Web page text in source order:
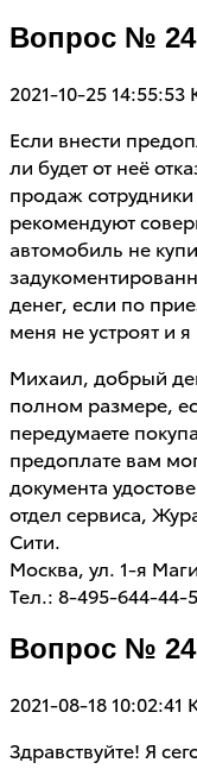
Вопрос №
2021-10-25 14:55:53
Если внести
ли будет от неё
продаж
рекомендуют
автомобиль не
денег, если по
меня не устроят и
Михаил, добрый
полном размере,
передумаете
предоплате вам
документа
отдел сервиса,
Сити.
Москва, ул. 1-я
Тел.: 8-495-644-44-
Вопрос №
2021-08-18 10:02:41
Здравствуйте! Я